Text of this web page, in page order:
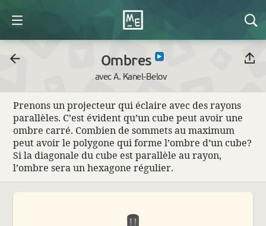
Ombres
avec A. Kanel-Belov
Prenons un projec­teur qui éclaire avec des rayons
parallèles. C’est évident qu’un cube peut avoir une
ombre carré. Combien de sommets au maximum
peut avoir le poly­gone qui forme l’ombre d’un cube?
Si la diago­nale du cube est parallèle au rayon,
l’ombre sera un hexa­gone régulier.